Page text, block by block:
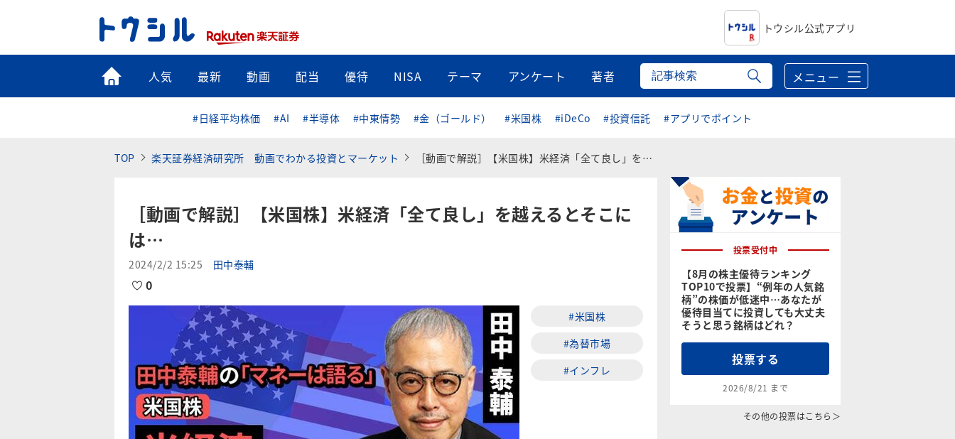
トウシル公式アプリ
トップ
人気 最新 動画 配当 優待 NISA テーマ アンケート 著者 メニュー
#日経平均株価 #AI #半導体 #中東情勢 #金（ゴールド） #米国株 #iDeCo #投資信託 #アプリでポイント
TOP 楽天証券経済研究所 動画でわかる投資とマーケット ［動画で解説］【米国株】米経済「全て良し」を越えるとそこには…
［動画で解説］【米国株】米経済「全て良し」を越えるとそこに
は…
2024/2/2 15:25 田中泰輔
0
#米国株
#為替市場
#インフレ
投票受付中
【8月の株主優待ランキング
TOP10で投票】“例年の人気銘
柄”の株価が低迷中…あなたが
優待目当てに投資しても大丈夫
そうと思う銘柄はどれ？
投票する
2026/8/21 まで
その他の投票はこちら＞